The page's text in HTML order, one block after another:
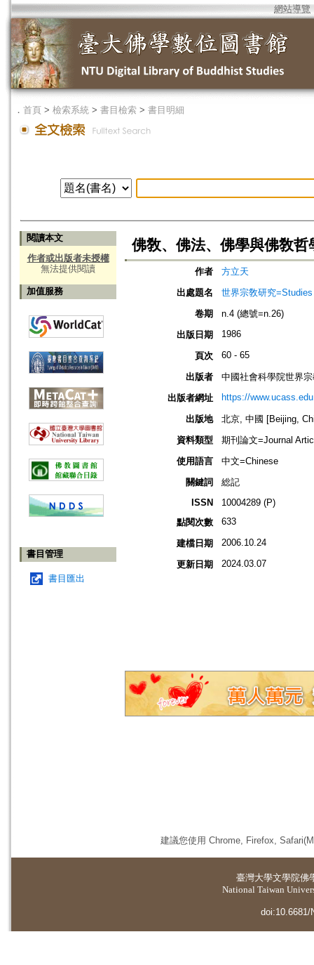
網站導覽
． 首頁 > 檢索系統 > 書目檢索 > 書目明細
閱讀本文
作者或出版者未授權
無法提供閱讀
加值服務
書目管理
書目匯出
佛敎、佛法、佛學與佛敎哲
作者
方立天
出處題名
世界宗敎研究
卷期
n.4 (總號=n.26)
出版日期
1986
頁次 60 - 65
出版者
中國社會科學院世界
出版者網址
https://
出版地
北京, 中國 [Beijing,
資料類型
期刊論文=Journal
使用語言
中文=Chinese
關鍵詞
総記
ISSN
10004289 (P)
點閱次數
633
建檔日期 2006.10.24
更新日期 2024.03.07
建議您使用 Chrome, Firefox,
臺灣大學文學院佛
National Taiwan
doi:10.6681/